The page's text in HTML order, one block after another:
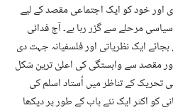
اور خود کو ایک اجتماعی مقصد کے لیے
مرحلے سے گزر رہا ہے۔ آج فدائی
ایک نظریاتی اور فلسفیانہ جہت دی
مقصد سے وابستگی کی اعلیٰ ترین شکل
تحریک کے تناظر میں اُستاد اسلم کی
کو اکثر ایک نئے باب کے طور پر دیکھا